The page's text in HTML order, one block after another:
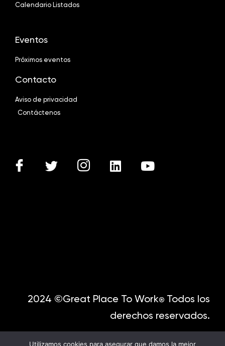
Calendario Listados
Eventos
Próximos eventos
Contacto
Aviso de privacidad
Contáctenos
2024 ©Great Place To Work® Todos los
derechos reservados.
Utilizamos cookies para asegurar que damos la mejor